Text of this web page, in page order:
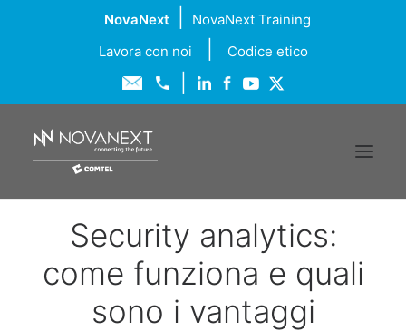
NovaNext
NovaNext Training
Lavora con noi
Codice etico
Chi siamo
Soluzioni
Security analytics:
come funziona e quali
sono i vantaggi